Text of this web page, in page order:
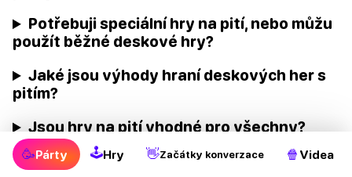
Potřebuji speciální hry na pití, nebo můžu
použít běžné deskové hry?
Jaké jsou výhody hraní deskových her s
pitím?
Jsou hry na pití vhodné pro všechny?
🥳Párty 🕹Hry 👋Začátky konverzace 🍿 Videa